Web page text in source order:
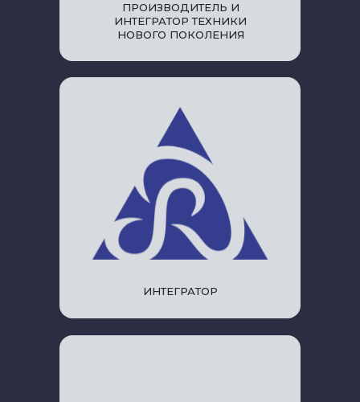
ПРОИЗВОДИТЕЛЬ И
ИНТЕГРАТОР ТЕХНИКИ
НОВОГО ПОКОЛЕНИЯ
ИНТЕГРАТОР